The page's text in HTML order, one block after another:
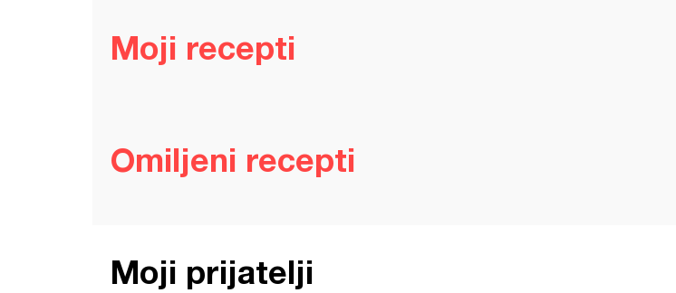
Moji recepti
Omiljeni recepti
Moji prijatelji